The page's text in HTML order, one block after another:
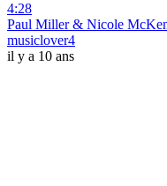
4:28
Paul Miller & Nicole
musiclover4
il y a 10 ans